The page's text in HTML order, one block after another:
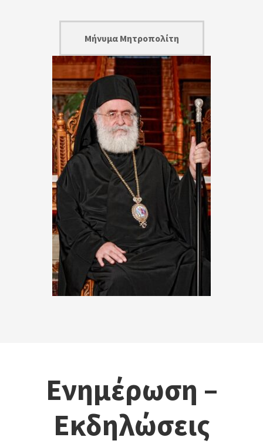
Μήνυμα Μητροπολίτη
Ενημέρωση –
Εκδηλώσεις